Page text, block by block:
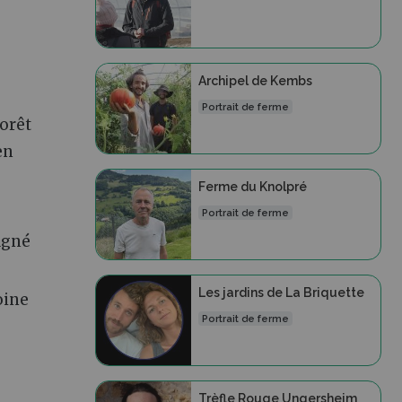
Archipel de Kembs
Portrait de ferme
Ferme du Knolpré
Portrait de ferme
Les jardins de La Briquette
Portrait de ferme
Trèfle Rouge Ungersheim